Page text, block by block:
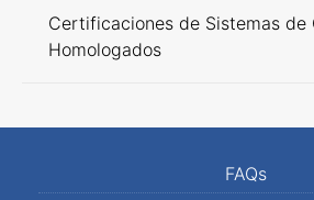
Certificaciones de Sistemas de
Homologados
FAQs